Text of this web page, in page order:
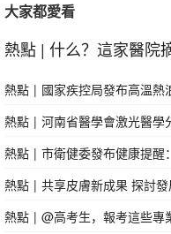
大家都愛看
熱點 | 什么？這家醫院摘鏡手
熱點 | 國家疾控局發布高溫熱
熱點 | 河南省醫學會激光醫學
熱點 | 市衛健委發布健康提醒：
熱點 | 共享皮膚新成果 探討發展新篇
熱點 | @高考生，報考這些專